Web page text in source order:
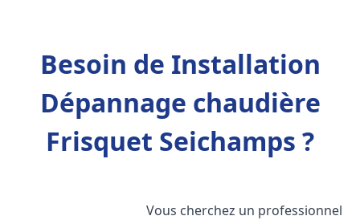
Besoin de Installation
Dépannage chaudière
Frisquet Seichamps ?
Vous cherchez un professionnel